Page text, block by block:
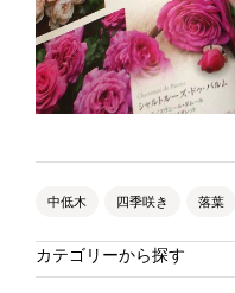
中低木 四季咲き 落葉
カテゴリーから探す